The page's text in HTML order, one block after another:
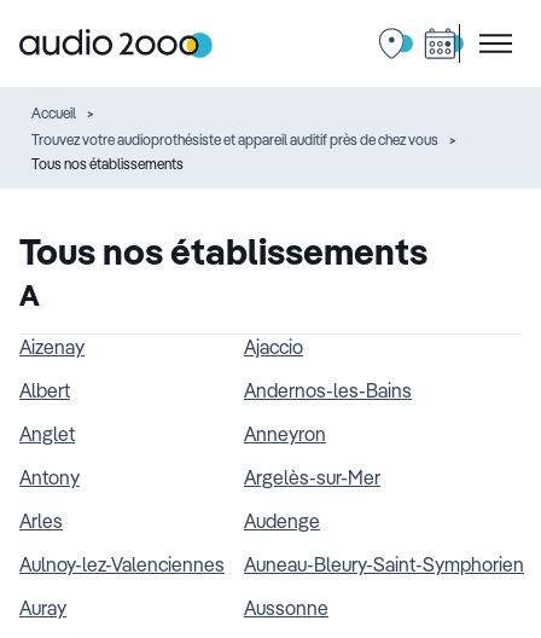
Accueil
Trouvez votre audioprothésiste et appareil auditif près de chez vous
Tous nos établissements
Tous nos établissements
A
Aizenay
Ajaccio
Albert
Andernos-les-Bains
Anglet
Anneyron
Antony
Argelès-sur-Mer
Arles
Audenge
Aulnoy-lez-Valenciennes
Auneau-Bleury-Saint-Symphorien
Auray
Aussonne